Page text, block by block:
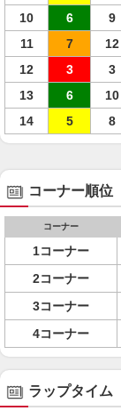
10
6 9
11
7 12
12
3 3
13
6 10
14
5 8
コーナー順位
コーナー
1コーナー
2コーナー
3コーナー
4コーナー
ラップタイム